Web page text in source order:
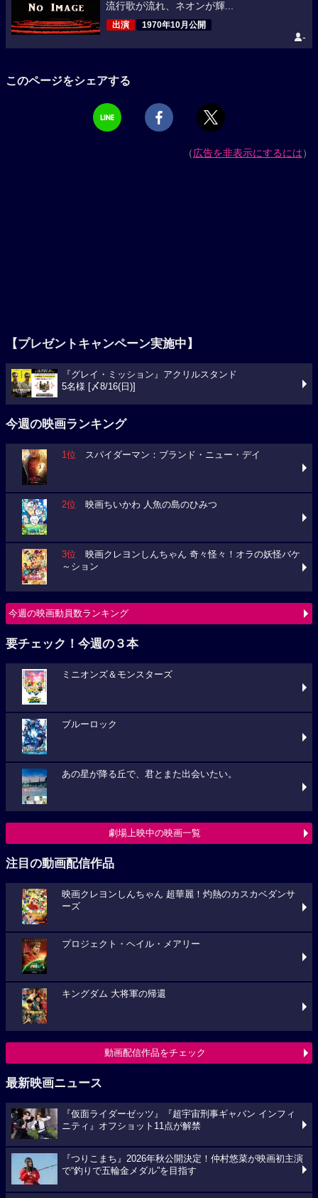
流行歌が流れ、ネオンが輝...
出演 1970年10月公開
-
このページをシェアする
（広告を非表示にするには）
【プレゼントキャンペーン実施中】
『グレイ・ミッション』アクリルスタンド
5名様 [〆8/16(日)]
今週の映画ランキング
1位 スパイダーマン：ブランド・ニュー・デイ
2位 映画ちいかわ 人魚の島のひみつ
3位 映画クレヨンしんちゃん 奇々怪々！オラの妖怪バケ
～ション
今週の映画動員数ランキング
要チェック！今週の３本
ミニオンズ＆モンスターズ
ブルーロック
あの星が降る丘で、君とまた出会いたい。
劇場上映中の映画一覧
注目の動画配信作品
映画クレヨンしんちゃん 超華麗！灼熱のカスカベダンサ
ーズ
プロジェクト・ヘイル・メアリー
キングダム 大将軍の帰還
動画配信作品をチェック
最新映画ニュース
『仮面ライダーゼッツ』『超宇宙刑事ギャバン インフィ
ニティ』オフショット11点が解禁
『つりこまち』2026年秋公開決定！仲村悠菜が映画初主演
で“釣りで五輪金メダル”を目指す